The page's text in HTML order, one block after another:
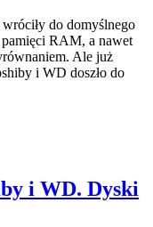
do domyślnego
RAM, a nawet
Ale już
i WD doszło do
i WD. Dyski